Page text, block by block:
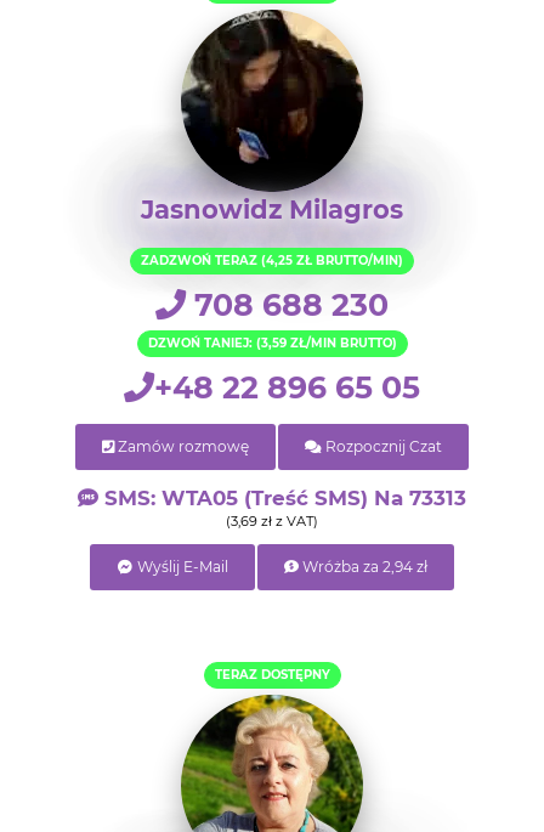
Jasnowidz Milagros
ZADZWOŃ TERAZ (4,25 ZŁ BRUTTO/MIN)
708 688 230
DZWOŃ TANIEJ: (3,59 ZŁ/MIN BRUTTO)
+48 22 896 65 05
Zamów rozmowę Rozpocznij Czat
SMS: WTA05 (treść SMS) Na 73313
(3,69 zł z VAT)
Wyślij E-Mail Wróżba za 2,94 zł
TERAZ DOSTĘPNY